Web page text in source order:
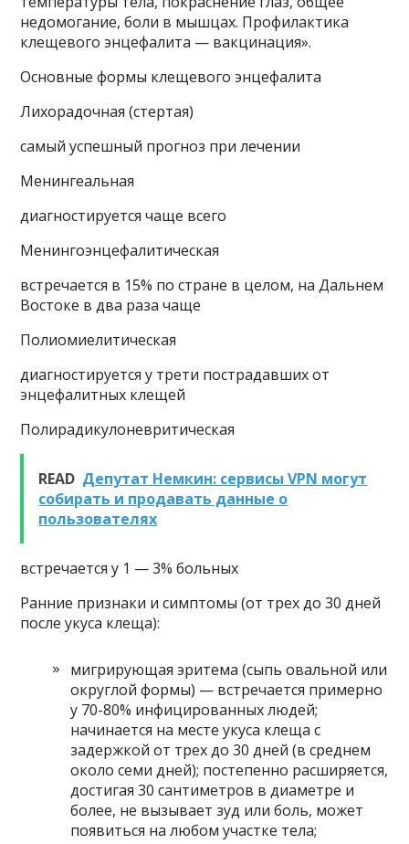
недомогание, боли в мышцах. Профилактика
клещевого энцефалита — вакцинация».
Основные формы клещевого энцефалита
Лихорадочная (стертая)
самый успешный прогноз при лечении
Менингеальная
диагностируется чаще всего
Менингоэнцефалитическая
встречается в 15% по стране в целом, на Дальнем
Востоке в два раза чаще
Полиомиелитическая
диагностируется у трети пострадавших от
энцефалитных клещей
Полирадикулоневритическая
READ Депутат Немкин: сервисы VPN могут
собирать и продавать данные о
пользователях
встречается у 1 — 3% больных
Ранние признаки и симптомы (от трех до 30 дней
после укуса клеща):
мигрирующая эритема (сыпь овальной или
округлой формы) — встречается примерно
у 70-80% инфицированных людей;
начинается на месте укуса клеща с
задержкой от трех до 30 дней (в среднем
около семи дней); постепенно расширяется,
достигая 30 сантиметров в диаметре и
более, не вызывает зуд или боль, может
появиться на любом участке тела;